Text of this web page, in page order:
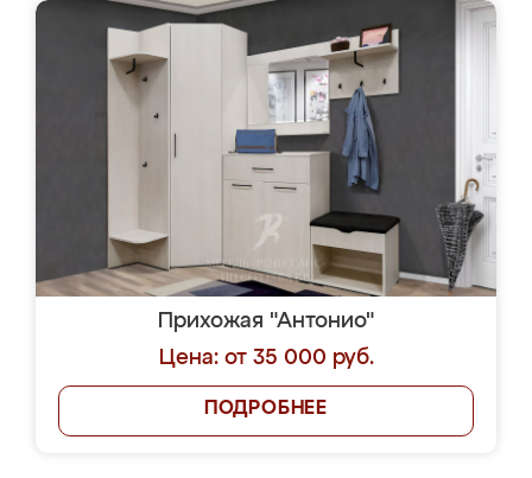
Прихожая "Антонио"
Цена: от 35 000 руб.
ПОДРОБНЕЕ